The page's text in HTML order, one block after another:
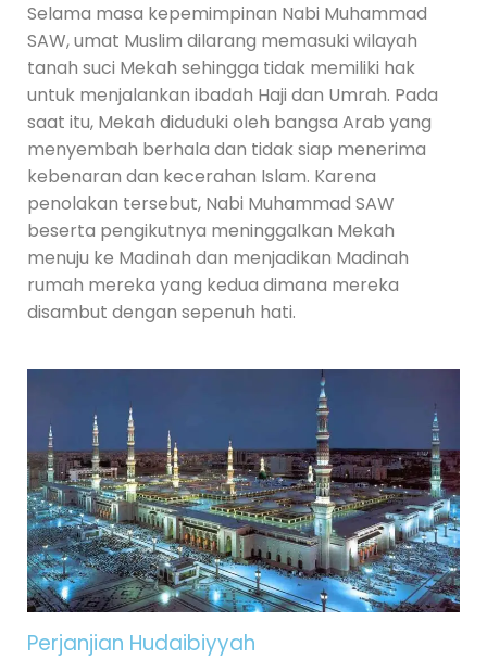
Selama masa kepemimpinan Nabi Muhammad
SAW, umat Muslim dilarang memasuki wilayah
tanah suci Mekah sehingga tidak memiliki hak
untuk menjalankan ibadah Haji dan Umrah. Pada
saat itu, Mekah diduduki oleh bangsa Arab yang
menyembah berhala dan tidak siap menerima
kebenaran dan kecerahan Islam. Karena
penolakan tersebut, Nabi Muhammad SAW
beserta pengikutnya meninggalkan Mekah
menuju ke Madinah dan menjadikan Madinah
rumah mereka yang kedua dimana mereka
disambut dengan sepenuh hati.
Perjanjian Hudaibiyyah